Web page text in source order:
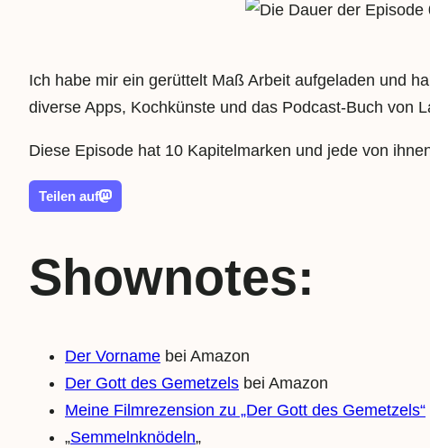
Ich habe mir ein gerüttelt Maß Arbeit aufgeladen und
diverse Apps, Kochkünste und das Podcast-Buch von
Diese Episode hat 10 Kapitelmarken und jede von
Teilen auf
Shownotes:
Der Vorname bei Amazon
Der Gott des Gemetzels bei Amazon
Meine Filmrezension zu „Der Gott des Gemetzels“
„Semmelnknödeln„